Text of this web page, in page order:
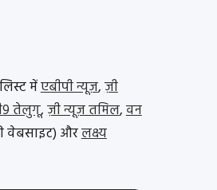
मेंएबीपी न्यूज़,ज़ी
तेलुगू,ज़ी न्यूज़ तमिल,वन
वेबसाइट) औरलक्ष्य